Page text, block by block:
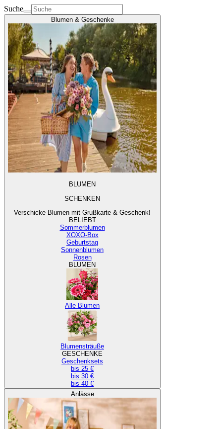
Suche
Blumen & Geschenke
BLUMEN
SCHENKEN
Verschicke Blumen mit Grußkarte & Geschenk!
BELIEBT
Sommerblumen
XOXO-Box
Geburtstag
Sonnenblumen
Rosen
BLUMEN
Alle Blumen
Blumensträuße
GESCHENKE
Geschenksets
bis 25 €
bis 30 €
bis 40 €
Anlässe